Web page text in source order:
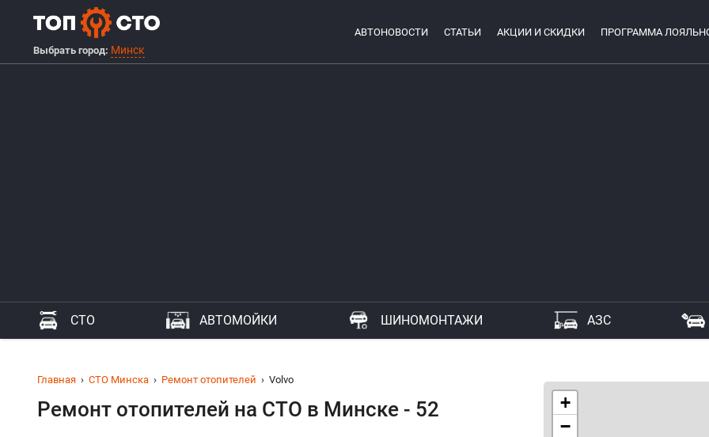
Выбрать город: Минск
АВТОНОВОСТИ СТАТЬИ АКЦИИ И СКИДКИ ПРОГРАММА
СТО АВТОМОЙКИ ШИНОМОНТАЖИ АЗС
Главная СТО Минска Ремонт отопителей Volvo
Ремонт отопителей на СТО в Минске - 52
+
−